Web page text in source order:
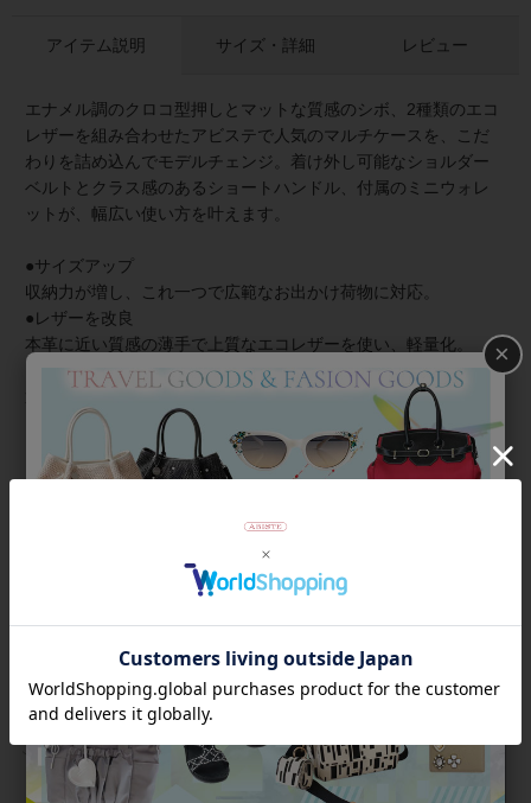
アイテム説明
エナメル調のクロコ型押しとマットな質感のシボ、2種類のエコ
レザーを組み合わせたアビステで人気のマルチケースを、こだ
わりを詰め込んでモデルチェンジ。着け外し可能なショルダー
ベルトとクラス感のあるショートハンドル、付属のミニウォレ
ットが、幅広い使い方を叶えます。
●サイズアップ
収納力が増し、これ一つで広範なお出かけ荷物に対応。
●レザーを改良
本革に近い質感の薄手で上質なエコレザーを使い、軽量化。
●ガラスストーンを採用
●本体と同素材のハンドル
トレンド感のある横長シェイプのハンドバッグに。
●ミニウォレット
サイズ・詳細 レビュー
返品について
×